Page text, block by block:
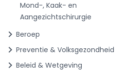
Mond-, Kaak- en
Aangezichtschirurgie
chevron_right Beroep
chevron_right Preventie & Volksgezondheid
chevron_right Beleid & Wetgeving